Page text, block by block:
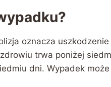
oznacza
trwa poniżej
dni. Wypadek